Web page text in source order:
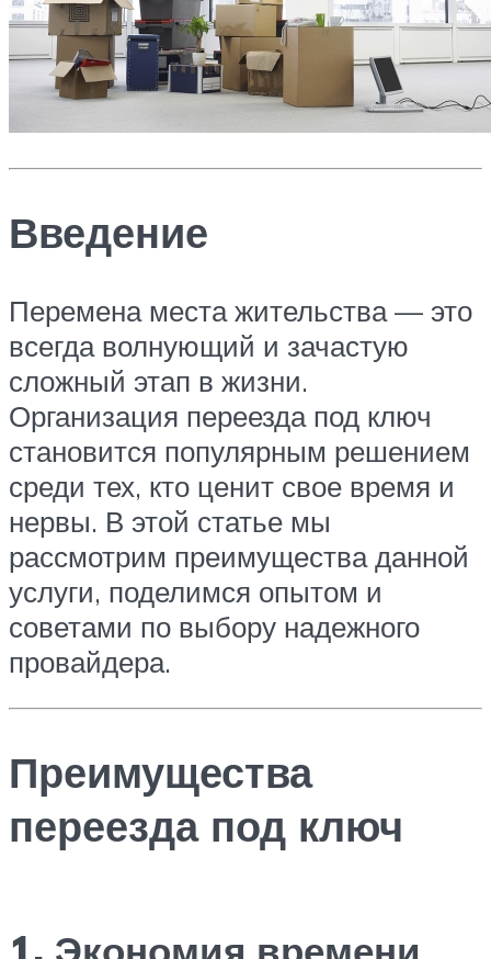
Введение
Перемена места жительства — это
всегда волнующий и зачастую
сложный этап в жизни.
Организация переезда под ключ
становится популярным решением
среди тех, кто ценит свое время и
нервы. В этой статье мы
рассмотрим преимущества данной
услуги, поделимся опытом и
советами по выбору надежного
провайдера.
Преимущества
переезда под ключ